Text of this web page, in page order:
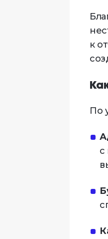
к
По
с